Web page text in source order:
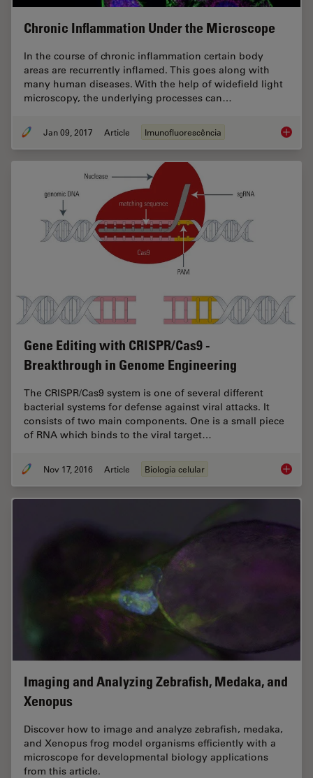
Chronic Inflammation Under the Microscope
In the course of chronic inflammation certain body
areas are recurrently inflamed. This goes along with
many human diseases. With the help of widefield light
microscopy, the underlying processes can…
Jan 09, 2017 Article Imunofluorescência
Gene Editing with CRISPR/Cas9 -
Breakthrough in Genome Engineering
The CRISPR/Cas9 system is one of several different
bacterial systems for defense against viral attacks. It
consists of two main components. One is a small piece
of RNA which binds to the viral target…
Nov 17, 2016 Article Biologia celular Gene
Imaging and Analyzing Zebrafish, Medaka, and
Xenopus
Discover how to image and analyze zebrafish, medaka,
and Xenopus frog model organisms efficiently with a
microscope for developmental biology applications
from this article.